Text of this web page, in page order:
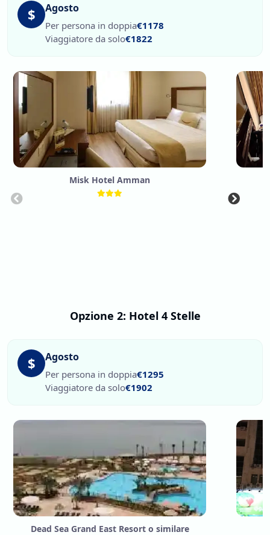
$ Agosto
Per persona in doppia€1178
Viaggiatore da solo€1822
Misk Hotel Amman
Opzione 2: Hotel 4 Stelle
$ Agosto
Per persona in doppia€1295
Viaggiatore da solo€1902
Dead Sea Grand East Resort o similare